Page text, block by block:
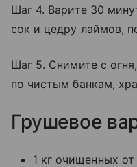
Шаг 4. Варите 30
сок и цедру лаймов,
Шаг 5. Снимите с
по чистым банкам,
Грушевое
1 кг очищенных